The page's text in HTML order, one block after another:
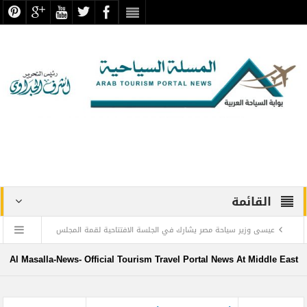
القائمة
عيسى وزير سياحة مصر يشارك في الجلسة الافتتاحية لقمة المجلس
الدولي للسفر والسياحة
Al Masalla-News- Official Tourism Travel Portal News At Middle East